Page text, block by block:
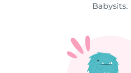
Babysits.